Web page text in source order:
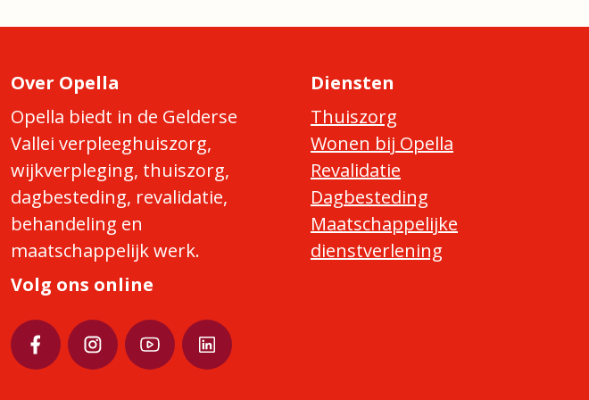
Over Opella
Opella biedt in de Gelderse
Vallei verpleeghuiszorg,
wijkverpleging, thuiszorg,
dagbesteding, revalidatie,
behandeling en
maatschappelijk werk.
Volg ons online
Diensten
Thuiszorg
Wonen bij Opella
Revalidatie
Dagbesteding
Maatschappelijke
dienstverlening